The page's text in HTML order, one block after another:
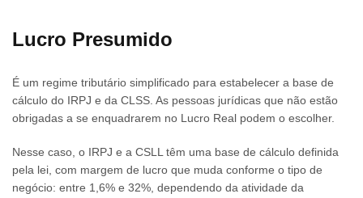
Lucro Presumido
É um regime tributário simplificado para estabelecer a base de
cálculo do IRPJ e da CLSS. As pessoas jurídicas que não estão
obrigadas a se enquadrarem no Lucro Real podem o escolher.
Nesse caso, o IRPJ e a CSLL têm uma base de cálculo definida
pela lei, com margem de lucro que muda conforme o tipo de
negócio: entre 1,6% e 32%, dependendo da atividade da